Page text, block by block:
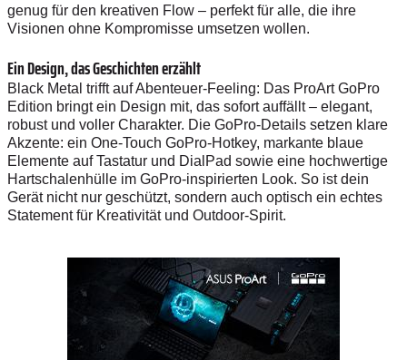
genug für den kreativen Flow – perfekt für alle, die ihre
Visionen ohne Kompromisse umsetzen wollen.
Ein Design, das Geschichten erzählt
Black Metal trifft auf Abenteuer-Feeling: Das ProArt GoPro
Edition bringt ein Design mit, das sofort auffällt – elegant,
robust und voller Charakter. Die GoPro-Details setzen klare
Akzente: ein One-Touch GoPro-Hotkey, markante blaue
Elemente auf Tastatur und DialPad sowie eine hochwertige
Hartschalenhülle im GoPro-inspirierten Look. So ist dein
Gerät nicht nur geschützt, sondern auch optisch ein echtes
Statement für Kreativität und Outdoor-Spirit.